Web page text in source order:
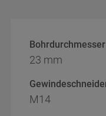
Bohrdurchmesser
23 mm
M14